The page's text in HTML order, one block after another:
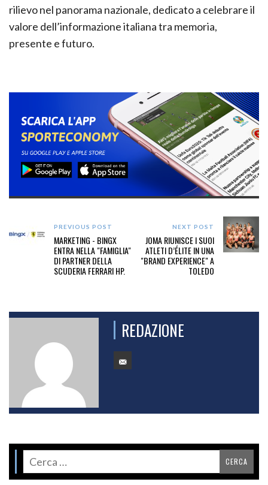
rilievo nel panorama nazionale, dedicato a celebrare il
valore dell’informazione italiana tra memoria,
presente e futuro.
PREVIOUS POST
MARKETING - BINGX
ENTRA NELLA "FAMIGLIA"
DI PARTNER DELLA
SCUDERIA FERRARI HP.
NEXT POST
JOMA RIUNISCE I SUOI
ATLETI D’ÉLITE IN UNA
"BRAND EXPERIENCE" A
TOLEDO
REDAZIONE